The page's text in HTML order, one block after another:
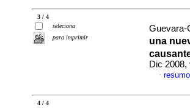
3 / 4
seleciona
para imprimir
una
Dic 2008,
·
4 / 4